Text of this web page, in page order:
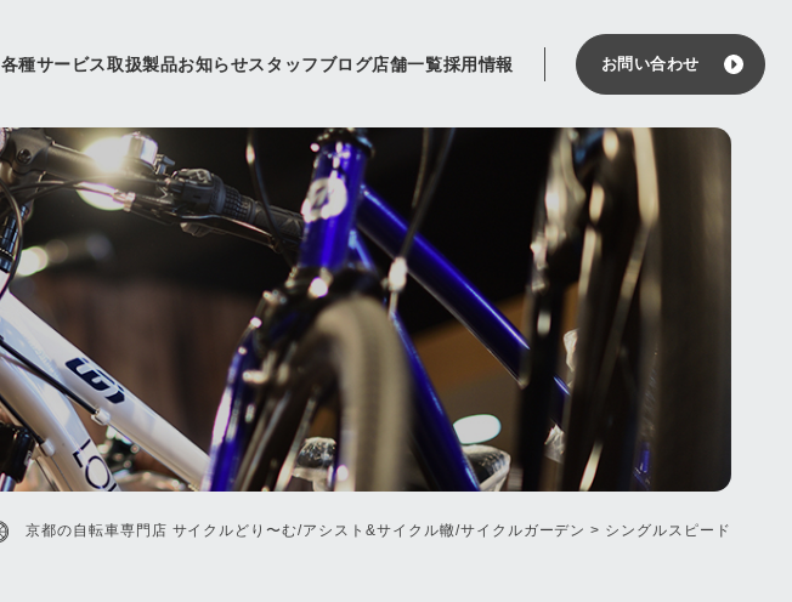
各種サービス取扱製品お知らせスタッフブログ店舗一覧採用情報 お問い合わせ
京都の自転車専門店 サイクルどり〜む/アシスト&サイクル轍/サイクルガーデン > シングルスピード